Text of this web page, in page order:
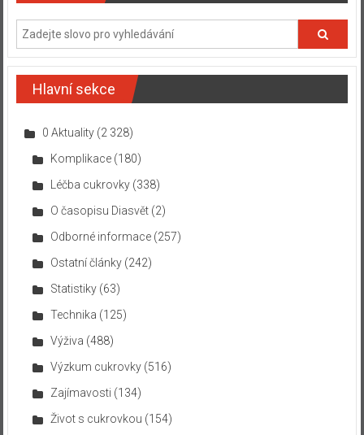
Hlavní sekce
0 Aktuality(2 328)
Komplikace(180)
Léčba cukrovky(338)
O časopisu Diasvět(2)
Odborné informace(257)
Ostatní články(242)
Statistiky(63)
Technika (125)
Výživa (488)
Výzkum cukrovky(516)
Zajímavosti (134)
Život s cukrovkou (154)